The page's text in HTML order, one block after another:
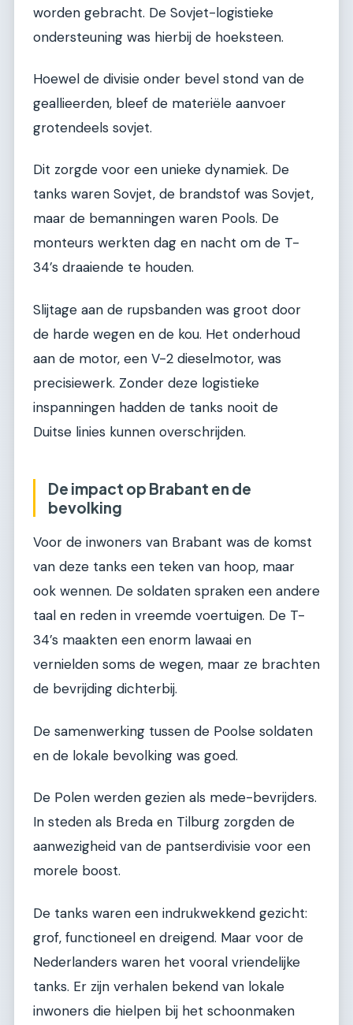
worden gebracht. De Sovjet-logistieke
ondersteuning was hierbij de hoeksteen.
Hoewel de divisie onder bevel stond van de
geallieerden, bleef de materiële aanvoer
grotendeels sovjet.
Dit zorgde voor een unieke dynamiek. De
tanks waren Sovjet, de brandstof was Sovjet,
maar de bemanningen waren Pools. De
monteurs werkten dag en nacht om de T-
34’s draaiende te houden.
Slijtage aan de rupsbanden was groot door
de harde wegen en de kou. Het onderhoud
aan de motor, een V-2 dieselmotor, was
precisiewerk. Zonder deze logistieke
inspanningen hadden de tanks nooit de
Duitse linies kunnen overschrijden.
De impact op Brabant en de
bevolking
Voor de inwoners van Brabant was de komst
van deze tanks een teken van hoop, maar
ook wennen. De soldaten spraken een andere
taal en reden in vreemde voertuigen. De T-
34’s maakten een enorm lawaai en
vernielden soms de wegen, maar ze brachten
de bevrijding dichterbij.
De samenwerking tussen de Poolse soldaten
en de lokale bevolking was goed.
De Polen werden gezien als mede-bevrijders.
In steden als Breda en Tilburg zorgden de
aanwezigheid van de pantserdivisie voor een
morele boost.
De tanks waren een indrukwekkend gezicht:
grof, functioneel en dreigend. Maar voor de
Nederlanders waren het vooral vriendelijke
tanks. Er zijn verhalen bekend van lokale
inwoners die hielpen bij het schoonmaken